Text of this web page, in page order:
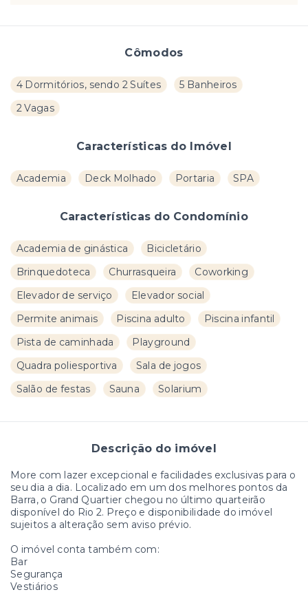
Cômodos
4 Dormitórios, sendo 2 Suítes
5 Banheiros
2 Vagas
Características do Imóvel
Academia Deck Molhado Portaria SPA
Características do Condomínio
Academia de ginástica
Bicicletário
Brinquedoteca
Churrasqueira
Coworking
Elevador de serviço
Elevador social
Permite animais
Piscina adulto
Piscina infantil
Pista de caminhada
Playground
Quadra poliesportiva
Sala de jogos
Salão de festas
Sauna Solarium
Descrição do imóvel
More com lazer excepcional e facilidades exclusivas para o
seu dia a dia. Localizado em um dos melhores pontos da
Barra, o Grand Quartier chegou no último quarteirão
disponível do Rio 2. Preço e disponibilidade do imóvel
sujeitos a alteração sem aviso prévio.
O imóvel conta também com:
Bar
Segurança
Vestiários